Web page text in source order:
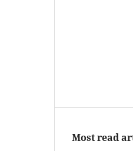
Most read